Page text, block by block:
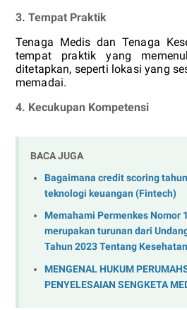
3.Tempat Praktik
Tenaga Medis dan Tenaga
tempat praktik yang
ditetapkan, seperti lokasi yang
memadai.
4. Kecukupan Kompetensi
BACA JUGA
Bagaimana credit scoring
teknologi keuangan (Fintech)
Memahami Permenkes Nomor
merupakan turunan dari
Tahun 2023 Tentang Kesehatan
MENGENAL HUKUM
PENYELESAIAN SENGKETA